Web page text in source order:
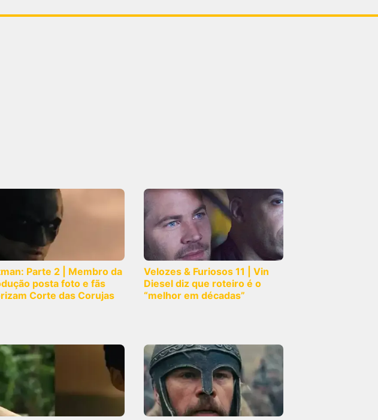
Parte 2 | Membro da
posta foto e fãs
Corte das Corujas
Velozes & Furiosos 11 | Vin
Diesel diz que roteiro é o
“melhor em décadas”